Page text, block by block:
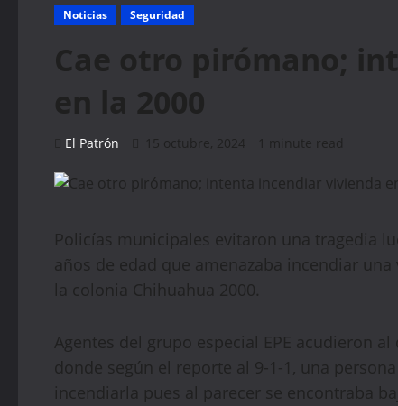
Noticias Seguridad
Cae otro pirómano;
en la 2000
El Patrón 15 octubre, 2024 1 minute read
Policías municipales evitaron una tragedia
años de edad que amenazaba incendiar
la colonia Chihuahua 2000.
Agentes del grupo especial EPE acudieron
donde según el reporte al 9-1-1, una
incendiarla pues al parecer se encontraba